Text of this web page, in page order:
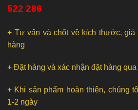
522 286
+ Tư vấn và chốt về kích thước, giá
hàng
+ Đặt hàng và xác nhận đặt hàng
+ Khi sản phẩm hoàn thiện, chúng
1-2 ngày